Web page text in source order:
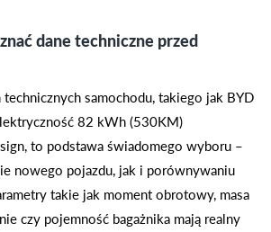
dane techniczne przed
samochodu, takiego jak BYD
82 kWh (530KM)
to podstawa świadomego wyboru –
nowego pojazdu, jak i porównywaniu
takie jak moment obrotowy, masa
czy pojemność bagażnika mają realny